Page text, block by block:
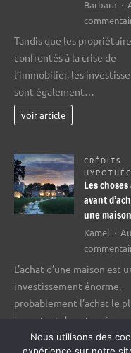
Barbara
Tandis que les
confrontés à la crise de
l’immobilier, les
sont également…
voir article
CRÉDITS
Les
avant
une maison
Kamel
L’achat d’une maison est
investissement énorme,
probablement l’achat le
important de votre vie.…
voir article
Nous utilisons des